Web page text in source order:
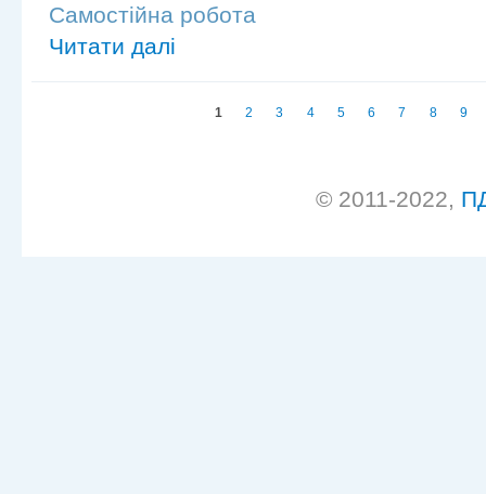
Самостійна робота
Читати далі
1 2 3 4 5 6 7 8 9
© 2011-2022,